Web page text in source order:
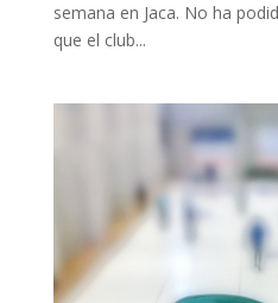
semana en Jaca. No ha
que el club...